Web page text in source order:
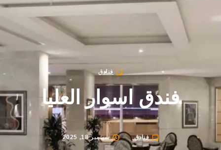
فنادق
فندق اسوار العليا
فنادق سبتمبر 18, 2025